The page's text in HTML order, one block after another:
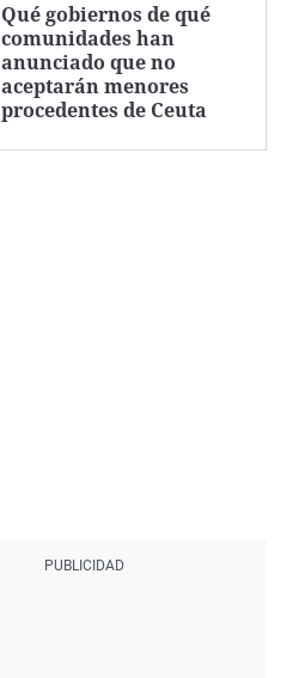
Qué gobiernos de qué
comunidades han
anunciado que no
aceptarán menores
procedentes de Ceuta